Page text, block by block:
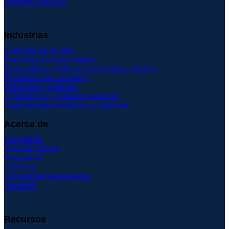
Industrias
Ciencias de la vida
Farmacia y biotecnología
Dispositivos médicos y tecnología médica
Productos de consumo
Alimentos y bebidas
Cosméticos y cuidado personal
Suplementos dietéticos y nutrición
Acerca de
Compañía
Sala de prensa
Seguridad
Carreras
Comunidad de expertos
Contacto
Recursos